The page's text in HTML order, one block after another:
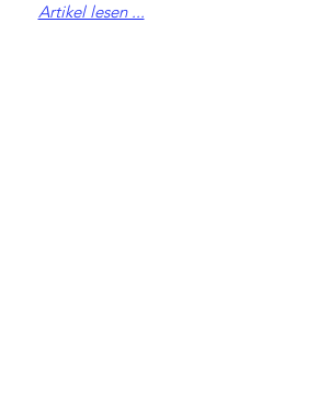
Artikel lesen ...